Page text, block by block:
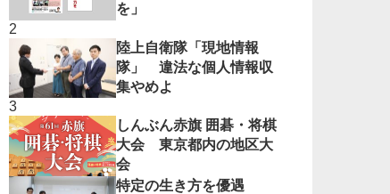
を」
陸上自衛隊「現地情報
隊」 違法な個人情報収
集やめよ
しんぶん赤旗 囲碁・将棋
大会 東京都内の地区大
会
特定の生き方を優遇